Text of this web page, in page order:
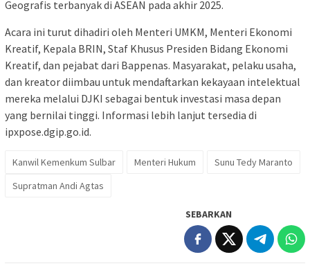
Geografis terbanyak di ASEAN pada akhir 2025.
Acara ini turut dihadiri oleh Menteri UMKM, Menteri Ekonomi
Kreatif, Kepala BRIN, Staf Khusus Presiden Bidang Ekonomi
Kreatif, dan pejabat dari Bappenas. Masyarakat, pelaku usaha,
dan kreator diimbau untuk mendaftarkan kekayaan intelektual
mereka melalui DJKI sebagai bentuk investasi masa depan
yang bernilai tinggi. Informasi lebih lanjut tersedia di
ipxpose.dgip.go.id.
Kanwil Kemenkum Sulbar Menteri Hukum
Sunu Tedy Maranto
Supratman Andi Agtas
SEBARKAN